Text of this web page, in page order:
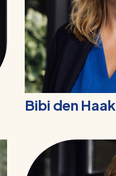
Bibi den Haak